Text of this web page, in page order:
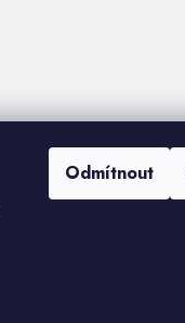
Odmítnout
s
u